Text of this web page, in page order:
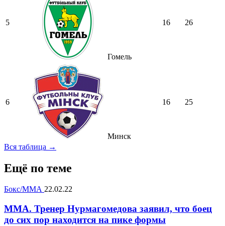
5
Гомель
16 26
6
Минск
16 25
Вся таблица →
Ещё по теме
Бокс/ММА 22.02.22
MMA. Тренер Нурмагомедова заявил, что боец
до сих пор находится на пике формы